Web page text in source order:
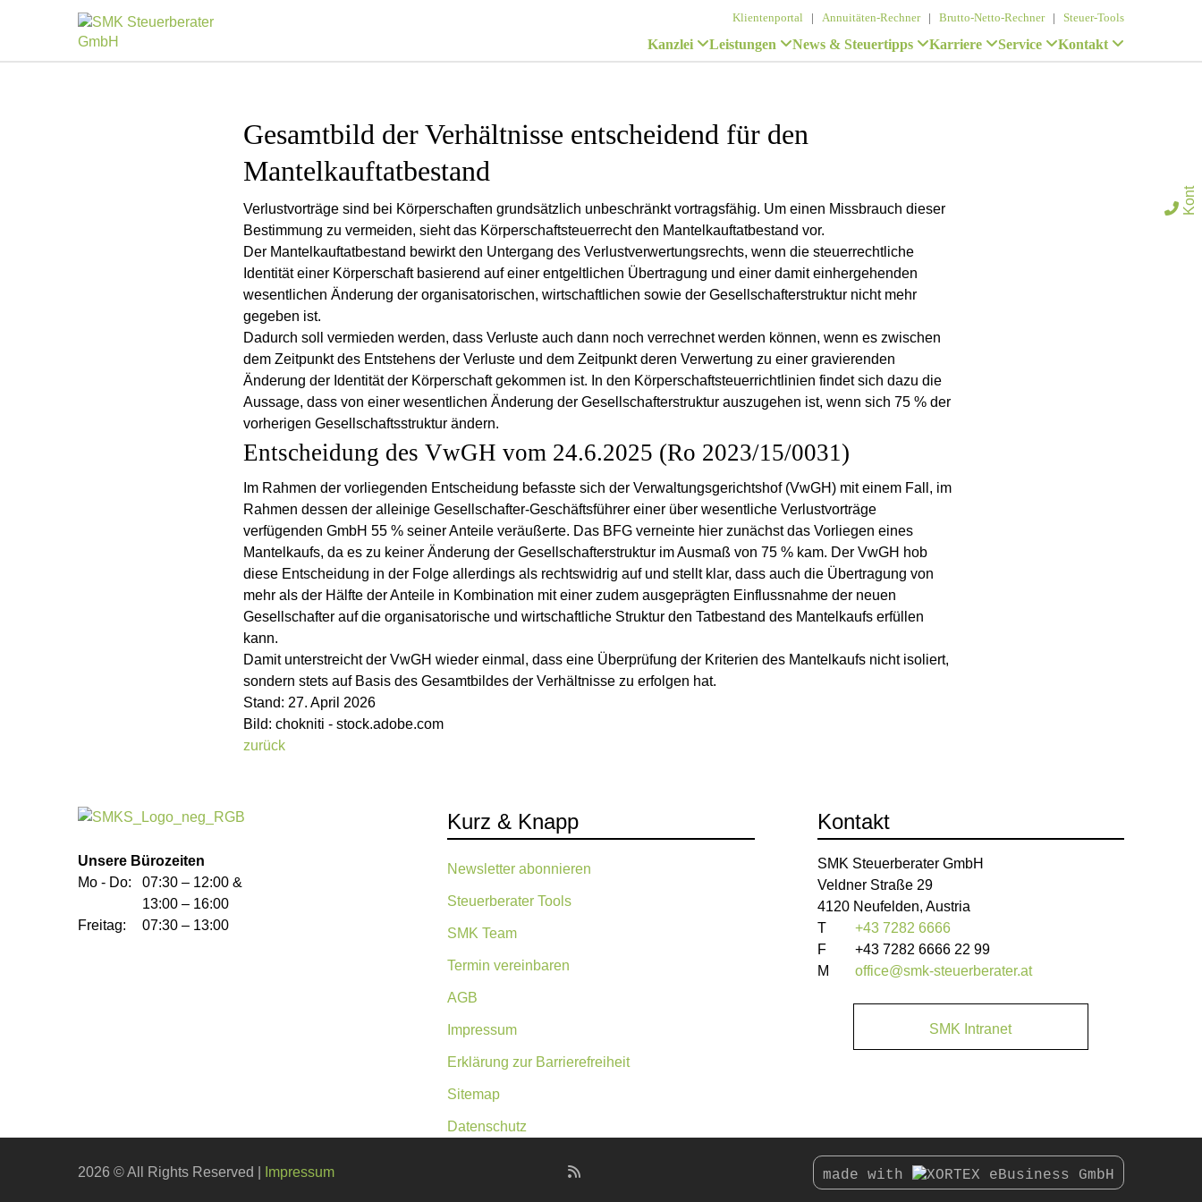
 K
n
t
a
k
Klientenportal Annuitäten-Rechner Brutto-Netto-Rechner Steuer-Tools
Kanzlei Leistungen News & Steuertipps Karriere Service Kontakt
Gesamtbild der Verhältnisse entscheidend für den
Mantelkauftatbestand
Verlustvorträge sind bei Körperschaften grundsätzlich unbeschränkt vortragsfähig. Um einen Missbrauch dieser
Bestimmung zu vermeiden, sieht das Körperschaftsteuerrecht den Mantelkauftatbestand vor.
Der Mantelkauftatbestand bewirkt den Untergang des Verlustverwertungsrechts, wenn die steuerrechtliche
Identität einer Körperschaft basierend auf einer entgeltlichen Übertragung und einer damit einhergehenden
wesentlichen Änderung der organisatorischen, wirtschaftlichen sowie der Gesellschafterstruktur nicht mehr
gegeben ist.
Dadurch soll vermieden werden, dass Verluste auch dann noch verrechnet werden können, wenn es zwischen
dem Zeitpunkt des Entstehens der Verluste und dem Zeitpunkt deren Verwertung zu einer gravierenden
Änderung der Identität der Körperschaft gekommen ist. In den Körperschaftsteuerrichtlinien findet sich dazu die
Aussage, dass von einer wesentlichen Änderung der Gesellschafterstruktur auszugehen ist, wenn sich 75 % der
vorherigen Gesellschaftsstruktur ändern.
Entscheidung des VwGH vom 24.6.2025 (Ro 2023/15/0031)
Im Rahmen der vorliegenden Entscheidung befasste sich der Verwaltungsgerichtshof (VwGH) mit einem Fall, im
Rahmen dessen der alleinige Gesellschafter-Geschäftsführer einer über wesentliche Verlustvorträge
verfügenden GmbH 55 % seiner Anteile veräußerte. Das BFG verneinte hier zunächst das Vorliegen eines
Mantelkaufs, da es zu keiner Änderung der Gesellschafterstruktur im Ausmaß von 75 % kam. Der VwGH hob
diese Entscheidung in der Folge allerdings als rechtswidrig auf und stellt klar, dass auch die Übertragung von
mehr als der Hälfte der Anteile in Kombination mit einer zudem ausgeprägten Einflussnahme der neuen
Gesellschafter auf die organisatorische und wirtschaftliche Struktur den Tatbestand des Mantelkaufs erfüllen
kann.
Damit unterstreicht der VwGH wieder einmal, dass eine Überprüfung der Kriterien des Mantelkaufs nicht isoliert,
sondern stets auf Basis des Gesamtbildes der Verhältnisse zu erfolgen hat.
Stand: 27. April 2026
Bild: chokniti - stock.adobe.com
zurück
Unsere Bürozeiten
Mo - Do: 07:30 – 12:00 &
13:00 – 16:00
Freitag:
07:30 – 13:00
Kurz & Knapp
Newsletter abonnieren
Steuerberater Tools
SMK Team
Termin vereinbaren
AGB
Impressum
Erklärung zur Barrierefreiheit
Sitemap
Datenschutz
Kontakt
SMK Steuerberater GmbH
Veldner Straße 29
4120 Neufelden, Austria
T +43 7282 6666
F
+43 7282 6666 22 99
M
office@smk-steuerberater.at
SMK Intranet
2026 © All Rights Reserved Impressum made with